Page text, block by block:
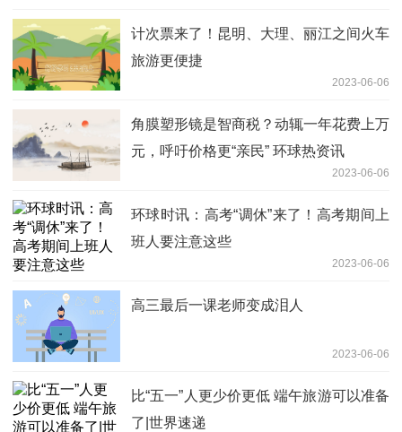
计次票来了！昆明、大理、丽江之间火车
旅游更便捷
2023-06-06
角膜塑形镜是智商税？动辄一年花费上万
元，呼吁价格更“亲民” 环球热资讯
2023-06-06
环球时讯：高考“调休”来了！高考期间上
班人要注意这些
2023-06-06
高三最后一课老师变成泪人
2023-06-06
比“五一”人更少价更低 端午旅游可以准备
了|世界速递